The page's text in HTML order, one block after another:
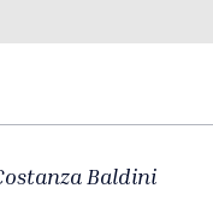
Baldini